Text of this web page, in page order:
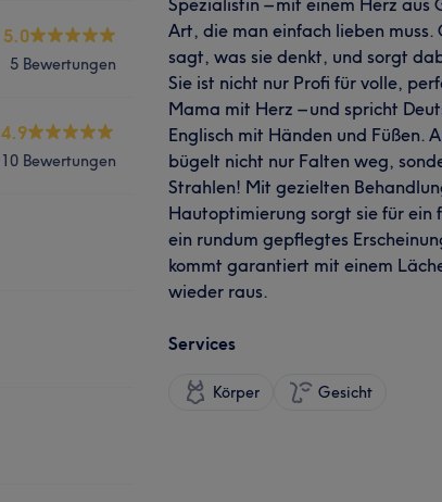
5.0
5 Bewertungen
4.9
10 Bewertungen
Art, die man einfach lieben
sagt, was sie denkt, und sorgt
Sie ist nicht nur Profi für volle,
Mama mit Herz – und spricht
Englisch mit Händen und Füßen.
bügelt nicht nur Falten weg,
Strahlen! Mit gezielten
Hautoptimierung sorgt sie für ein
ein rundum gepflegtes
kommt garantiert mit einem
wieder raus.
Services
Körper Gesicht